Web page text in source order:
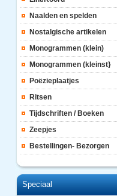
Naalden en spelden
Nostalgische artikelen
Monogrammen (klein)
Monogrammen (kleinst}
Poëzieplaatjes
Ritsen
Tijdschriften / Boeken
Zeepjes
Bestellingen- Bezorgen
Speciaal